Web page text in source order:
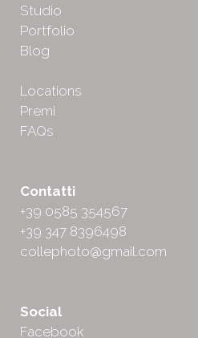
Studio
Portfolio
Blog
Locations
Premi
FAQs
Contatti
+39 0585 354567
+39 347 8396498
collephoto@gmail.com
Social
Facebook